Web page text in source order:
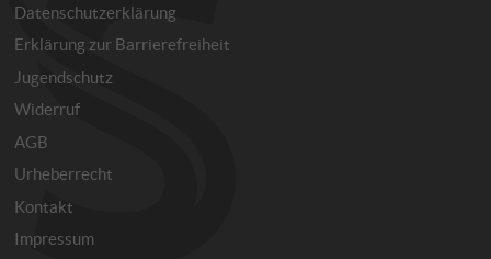
Datenschutzerklärung
Erklärung zur Barrierefreiheit
Jugendschutz
Widerruf
AGB
Urheberrecht
Kontakt
Impressum